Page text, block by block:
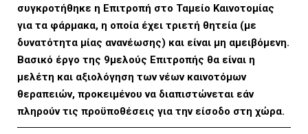
L
E
συγκροτήθηκε η Επιτροπή στο Ταμείο Καινοτομίας
για τα φάρμακα, η οποία έχει τριετή θητεία (με
δυνατότητα μίας ανανέωσης) και είναι μη αμειβόμενη.
Βασικό έργο της 9μελούς Επιτροπής θα είναι η
μελέτη και αξιολόγηση των νέων καινοτόμων
θεραπειών, προκειμένου να διαπιστώνεται εάν
πληρούν τις προϋποθέσεις για την είσοδο στη χώρα.